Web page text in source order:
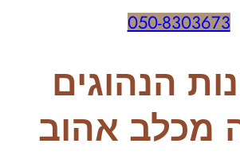
050-8303673
הנהוגים
מכלב אהוב